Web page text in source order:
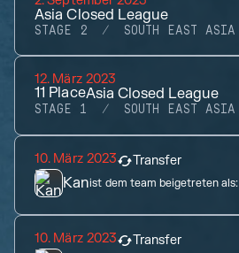
Asia Closed League
STAGE 2 SOUTH EAST ASIA
12. März 2023
11 PlaceAsia Closed League
STAGE 1 SOUTH EAST ASIA
10. März 2023 Transfer
Kanist dem team beigetreten als:
10. März 2023 Transfer